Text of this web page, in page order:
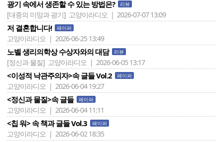
광기 속에서 생존할 수 있는 방법은? 리뷰
[대중의 미망과 광기] 고양이라디오 | 2026-07-07 13:09
저 결혼합니다! 페이퍼
고양이라디오 | 2026-06-25 13:49
노벨 생리의학상 수상자와의 대담 리뷰
[정신과 물질] 고양이라디오 | 2026-06-05 13:17
<이성적 낙관주의자>속 글들 Vol.2 페이퍼
고양이라디오 | 2026-06-04 19:27
<정신과 물질>속 글들 페이퍼
고양이라디오 | 2026-06-04 11:11
<칩 워> 속 책과 글들 Vol.3 페이퍼
고양이라디오 | 2026-06-02 18:35